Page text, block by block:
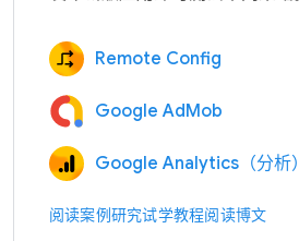
Remote Config
Google AdMob
Google Analytics（分析）
阅读案例研究试学教程阅读博文